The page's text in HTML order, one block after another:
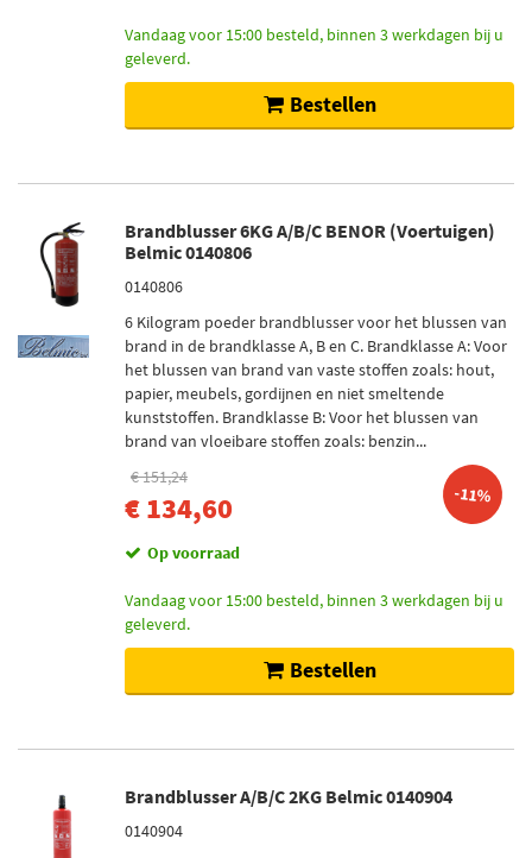
Vandaag voor 15:00 besteld, binnen 3 werkdagen bij u
geleverd.
Bestellen
Brandblusser 6KG A/B/C BENOR (Voertuigen)
Belmic 0140806
0140806
6 Kilogram poeder brandblusser voor het blussen van
brand in de brandklasse A, B en C. Brandklasse A: Voor
het blussen van brand van vaste stoffen zoals: hout,
papier, meubels, gordijnen en niet smeltende
kunststoffen. Brandklasse B: Voor het blussen van
brand van vloeibare stoffen zoals: benzin...
€ 151,24
€ 134,60 -11%
Op voorraad
Vandaag voor 15:00 besteld, binnen 3 werkdagen bij u
geleverd.
Bestellen
Brandblusser A/B/C 2KG Belmic 0140904
0140904